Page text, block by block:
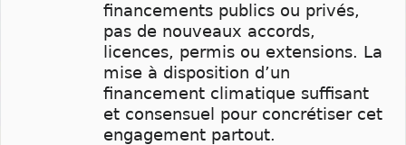
financements publics ou privés,
pas de nouveaux accords,
licences, permis ou extensions. La
mise à disposition d’un
financement climatique suffisant
et consensuel pour concrétiser cet
engagement partout.